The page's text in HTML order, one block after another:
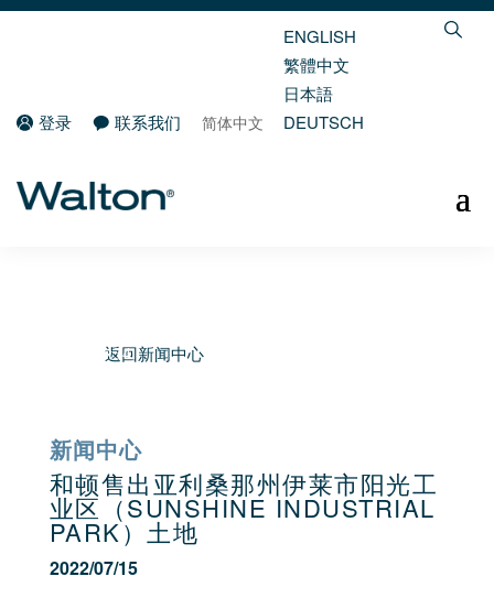
登录 联系我们 简体中文
ENGLISH
繁體中文
日本語
DEUTSCH
返回新闻中心
新闻中心
和顿售出亚利桑那州伊莱市阳光工
业区（SUNSHINE INDUSTRIAL
PARK）土地
2022/07/15